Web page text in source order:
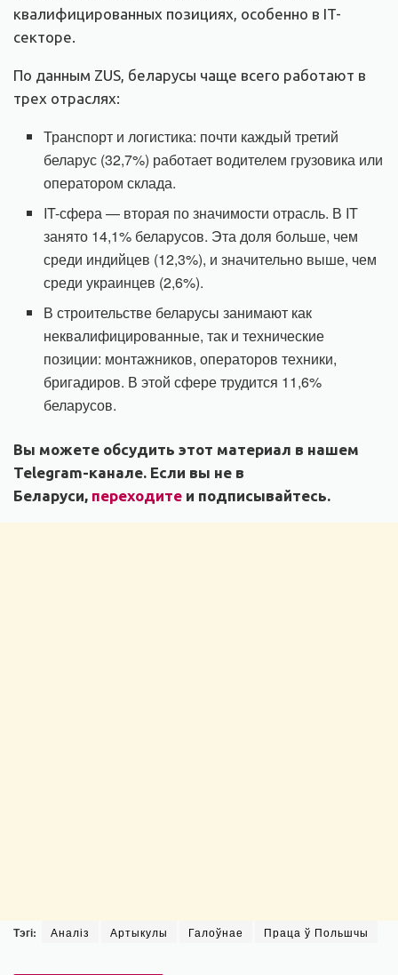
квалифицированных позициях, особенно в IT-
секторе.
По данным ZUS, беларусы чаще всего работают в
трех отраслях:
Транспорт и логистика: почти каждый третий
беларус (32,7%) работает водителем грузовика или
оператором склада.
IT-сфера — вторая по значимости отрасль. В IT
занято 14,1% беларусов. Эта доля больше, чем
среди индийцев (12,3%), и значительно выше, чем
среди украинцев (2,6%).
В строительстве беларусы занимают как
неквалифицированные, так и технические
позиции: монтажников, операторов техники,
бригадиров. В этой сфере трудится 11,6%
беларусов.
Вы можете обсудить этот материал в нашем
Telegram-канале. Если вы не в
Беларуси, переходите и подписывайтесь.
Тэгі: Аналіз Артыкулы Галоўнае Праца ў Польшчы